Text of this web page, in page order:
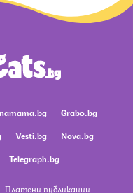
Grabo.bg
Vesti.bg
Nova.bg
Telegraph.bg
Платени публикации